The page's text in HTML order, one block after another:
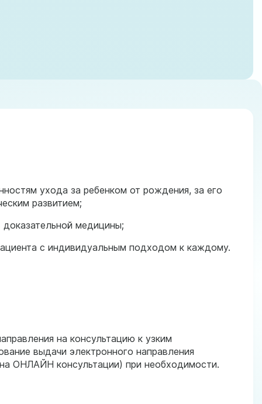
ухода за ребенком от рождения, за его
развитием;
медицины;
с индивидуальным подходом к каждому.
на консультацию к узким
выдачи электронного направления
ОНЛАЙН консультации) при необходимости.